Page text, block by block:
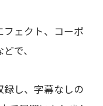
ェクト、コーポ
で、
録し、字幕なしの